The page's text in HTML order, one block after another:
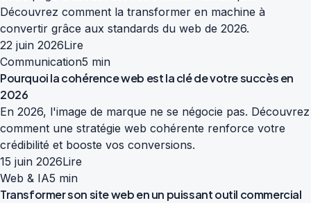
Découvrez comment la transformer en machine à
convertir grâce aux standards du web de 2026.
22 juin 2026Lire
Communication5 min
Pourquoi la cohérence web est la clé de votre succès en
2026
En 2026, l'image de marque ne se négocie pas. Découvrez
comment une stratégie web cohérente renforce votre
crédibilité et booste vos conversions.
15 juin 2026Lire
Web & IA5 min
Transformer son site web en un puissant outil commercial